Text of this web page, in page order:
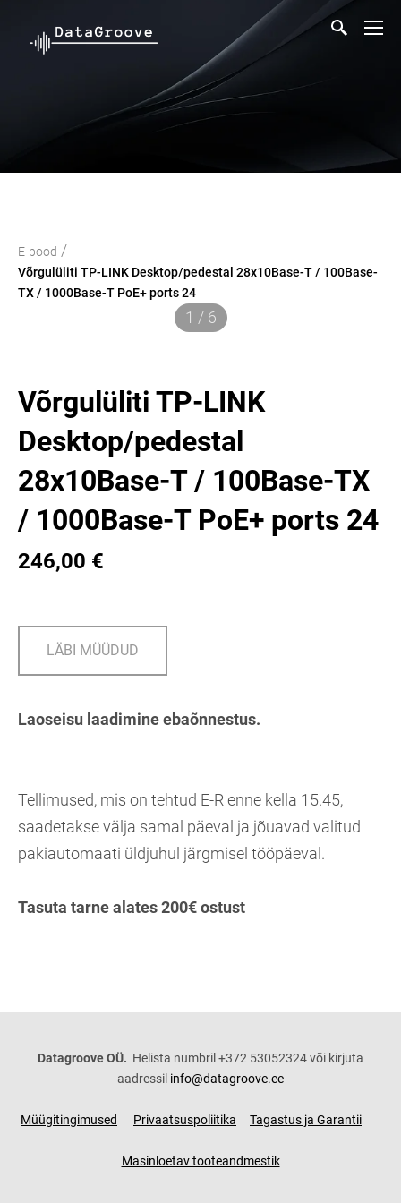
E-pood /
Võrgulüliti TP-LINK Desktop/pedestal 28x10Base-T / 100Base-
TX / 1000Base-T PoE+ ports 24
1 / 6
Võrgulüliti TP-LINK
Desktop/pedestal
28x10Base-T / 100Base-TX
/ 1000Base-T PoE+ ports 24
246,00 €
LÄBI MÜÜDUD
Laoseisu laadimine ebaõnnestus.
Tellimused, mis on tehtud E-R enne kella 15.45,
saadetakse välja samal päeval ja jõuavad valitud
pakiautomaati üldjuhul järgmisel tööpäeval.
Tasuta tarne alates 200€ ostust
Datagroove OÜ. Helista numbril +372 53052324 või kirjuta
aadressil info@datagroove.ee
Müügitingimused Privaatsuspoliitika Tagastus ja Garantii
Masinloetav tooteandmestik